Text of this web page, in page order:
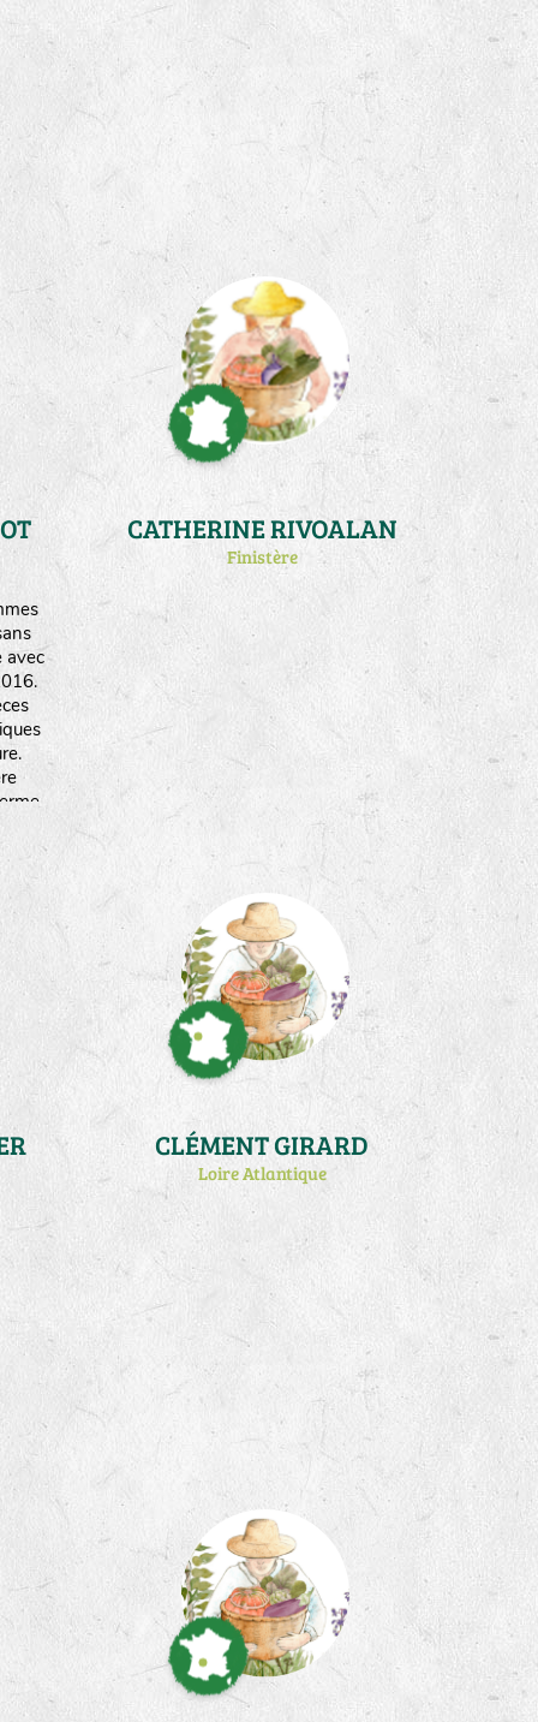
avec
choix
CATHERINE RIVOALAN
Finistère
CLÉMENT GIRARD
Loire Atlantique